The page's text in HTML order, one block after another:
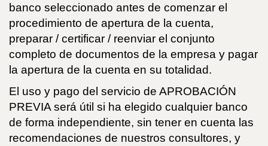
banco seleccionado antes de comenzar el
procedimiento de apertura de la cuenta,
preparar / certificar / reenviar el conjunto
completo de documentos de la empresa y pagar
la apertura de la cuenta en su totalidad.
El uso y pago del servicio de APROBACIÓN
PREVIA será útil si ha elegido cualquier banco
de forma independiente, sin tener en cuenta las
recomendaciones de nuestros consultores, y